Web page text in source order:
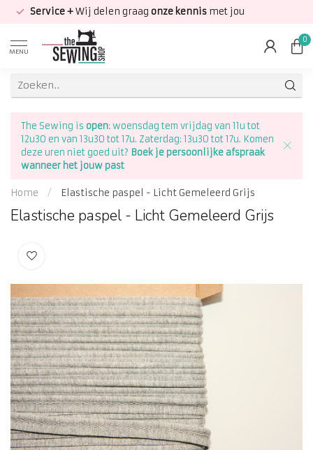
Service +Wij delen graag onze kennis met jou
MENU
0
The Sewing is open: woensdag tem vrijdag van 11u tot
12u30 en van 13u30 tot 17u. Zaterdag: 13u30 tot 17u. Komen
deze uren niet goed uit? Boek je persoonlijke afspraak
wanneer het jouw past
Home / Elastische paspel - Licht Gemeleerd Grijs
Elastische paspel - Licht Gemeleerd Grijs